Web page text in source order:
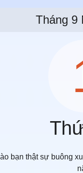
Tháng 9
bạn thật sự buông